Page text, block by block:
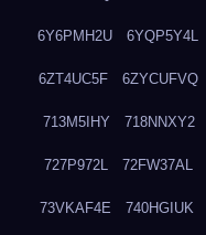
6Y6PMH2U 6YQP5Y4L
6ZT4UC5F 6ZYCUFVQ
713M5IHY 718NNXY2
727P972L 72FW37AL
73VKAF4E 740HGIUK